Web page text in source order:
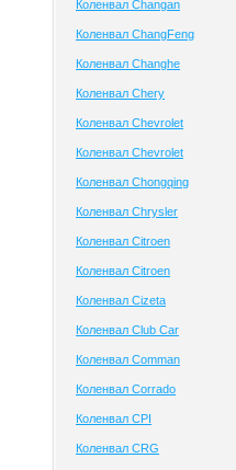
Коленвал Changan
Коленвал ChangFeng
Коленвал Changhe
Коленвал Chery
Коленвал Chevrolet
Коленвал Chevrolet
Коленвал Chongqing
Коленвал Chrysler
Коленвал Citroen
Коленвал Citroen
Коленвал Cizeta
Коленвал Club Сar
Коленвал Comman
Коленвал Corrado
Коленвал CPI
Коленвал CRG